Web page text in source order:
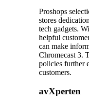
Proshops
stores
tech gadgets.
helpful
can make
Chromecast 3.
policies further
customers.
avXperten